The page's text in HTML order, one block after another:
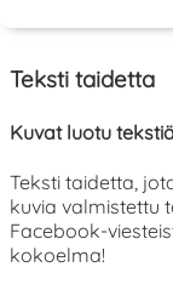
Teksti taidetta
Kuvat luotu
Teksti taidetta,
kuvia valmistettu
Facebook-
kokoelma!